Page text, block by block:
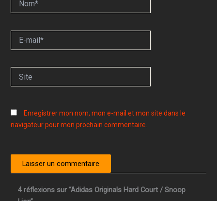
mail*
Enregistrer mon nom, mon e-mail et mon site dans le
navigateur pour mon prochain commentaire.
4 réflexions sur “Adidas Originals Hard Court / Snoop